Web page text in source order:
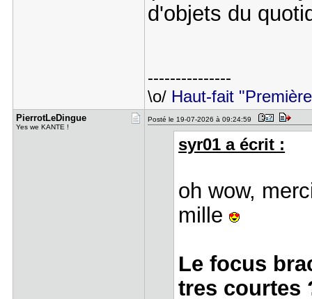
d'objets du
---------------
\o/ Haut-fait
PierrotLeD​ingue
Yes we KANTE !
Posté le 19-07-2026 à 09:24:59
syr01 a écrit :
oh wow,
mille
Le focus
tres courtes